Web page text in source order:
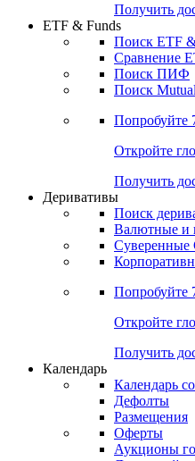
Получить
ETF & Funds
Поиск ETF
Сравнение
Поиск ПИФ
Поиск
Попробуйте
Откройте
Получить
Деривативы
Поиск
Валютные и
Суверенные
Попробуйте
Откройте
Получить
Календарь
Календарь
Дефолты
Размещения
Оферты
Аукционы